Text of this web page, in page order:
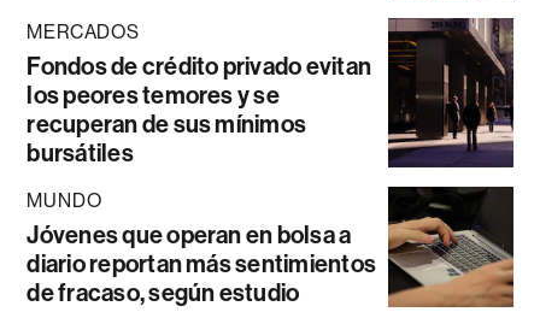
MERCADOS
Fondos de crédito privado evitan
los peores temores y se
recuperan de sus mínimos
bursátiles
MUNDO
Jóvenes que operan en bolsa a
diario reportan más sentimientos
de fracaso, según estudio